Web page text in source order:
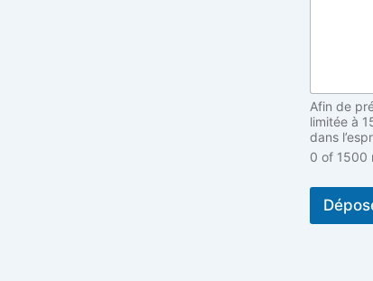
m
e
(
f
a
t
Afin de
limitée à
dans
0 of 1500